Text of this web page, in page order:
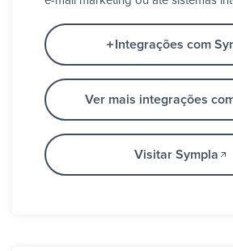
Integrações com
Ver mais integrações
Visitar Sympla